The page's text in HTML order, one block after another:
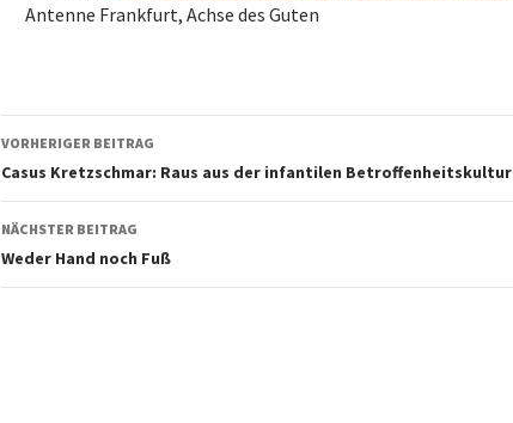
Antenne Frankfurt, Achse des Guten
Beitragsnavigation
VORHERIGER BEITRAG
Casus Kretzschmar: Raus aus der infantilen Betroffenheitskultur
NÄCHSTER BEITRAG
Weder Hand noch Fuß